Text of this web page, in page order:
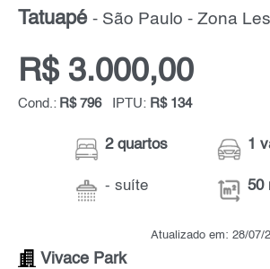
Tatuapé - São Paulo - Zona
R$ 3.000,00
Cond.: R$ 796 IPTU: R$ 134
2 quartos
- suíte
1
50
Atualizado em: 28/07/
Vivace Park